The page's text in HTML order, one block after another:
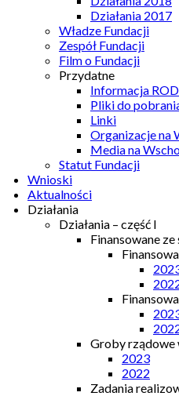
Działania 2017
Władze Fundacji
Zespół Fundacji
Film o Fundacji
Przydatne
Informacja
Pliki do
Linki
Organizacje na
Media na
Statut Fundacji
Wnioski
Aktualności
Działania
Działania – część I
Finansowane
Groby rządowe
2023
2022
Zadania